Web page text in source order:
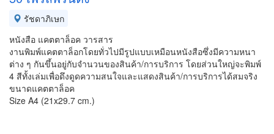
รัชดาภิเษก
หนังสือ แคตตาล็อค วารสาร
งานพิมพ์แคตตาล็อกโดยทั่วไปมีรูปแบบเหมือนหนังสือซึ่งมีความหนา
ต่าง ๆ กันขึ้นอยู่กับจำนวนของสินค้า/การบริการ โดยส่วนใหญ่จะพิมพ์
4 สีทั้งเล่มเพื่อดึงดูดความสนใจและแสดงสินค้า/การบริการได้สมจริง
ขนาดแคตตาล็อค
Size A4 (21x29.7 cm.)